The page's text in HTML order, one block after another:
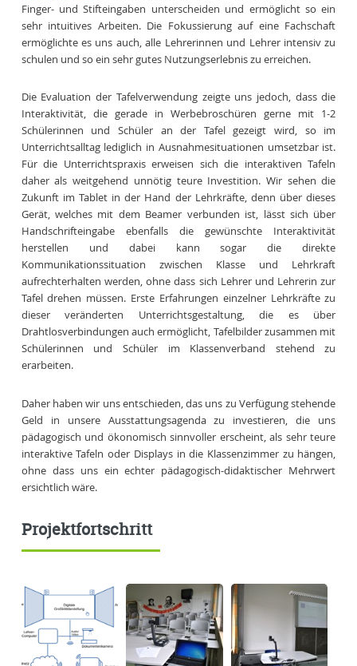
Finger- und Stifteingaben unterscheiden und ermöglicht so ein
sehr intuitives Arbeiten. Die Fokussierung auf eine Fachschaft
ermöglichte es uns auch, alle Lehrerinnen und Lehrer intensiv zu
schulen und so ein sehr gutes Nutzungserlebnis zu erreichen.
Die Evaluation der Tafelverwendung zeigte uns jedoch, dass die
Interaktivität, die gerade in Werbebroschüren gerne mit 1-2
Schülerinnen und Schüler an der Tafel gezeigt wird, so im
Unterrichtsalltag lediglich in Ausnahmesituationen umsetzbar ist.
Für die Unterrichtspraxis erweisen sich die interaktiven Tafeln
daher als weitgehend unnötig teure Investition. Wir sehen die
Zukunft im Tablet in der Hand der Lehrkräfte, denn über dieses
Gerät, welches mit dem Beamer verbunden ist, lässt sich über
Handschrifteingabe ebenfalls die gewünschte Interaktivität
herstellen und dabei kann sogar die direkte
Kommunikationssituation zwischen Klasse und Lehrkraft
aufrechterhalten werden, ohne dass sich Lehrer und Lehrerin zur
Tafel drehen müssen. Erste Erfahrungen einzelner Lehrkräfte zu
dieser veränderten Unterrichtsgestaltung, die es über
Drahtlosverbindungen auch ermöglicht, Tafelbilder zusammen mit
Schülerinnen und Schüler im Klassenverband stehend zu
erarbeiten.
Daher haben wir uns entschieden, das uns zu Verfügung stehende
Geld in unsere Ausstattungsagenda zu investieren, die uns
pädagogisch und ökonomisch sinnvoller erscheint, als sehr teure
interaktive Tafeln oder Displays in die Klassenzimmer zu hängen,
ohne dass uns ein echter pädagogisch-didaktischer Mehrwert
ersichtlich wäre.
Projektfortschritt